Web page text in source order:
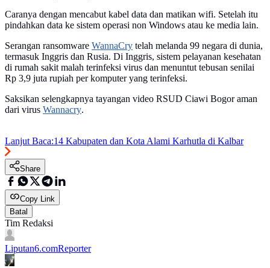
Caranya dengan mencabut kabel data dan matikan wifi. Setelah itu
pindahkan data ke sistem operasi non Windows atau ke media lain.
Serangan ransomware WannaCry telah melanda 99 negara di dunia,
termasuk Inggris dan Rusia. Di Inggris, sistem pelayanan kesehatan
di rumah sakit malah terinfeksi virus dan menuntut tebusan senilai
Rp 3,9 juta rupiah per komputer yang terinfeksi.
Saksikan selengkapnya tayangan video RSUD Ciawi Bogor aman
dari virus Wannacry.
Lanjut Baca:14 Kabupaten dan Kota Alami Karhutla di Kalbar
Share
Copy Link
Batal
Tim Redaksi
Liputan6.comReporter